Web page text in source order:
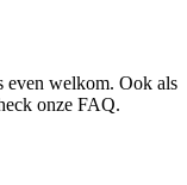
even welkom. Ook als
onze FAQ.